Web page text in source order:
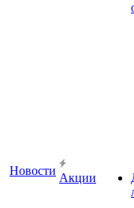
Новости
Акции